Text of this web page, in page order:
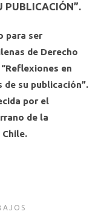
PUBLICACIÓN”.
para ser
de Derecho
en
de su publicación”.
por el
de la